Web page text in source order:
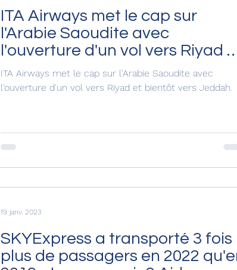
ITA Airways met le cap sur
l'Arabie Saoudite avec
l'ouverture d'un vol vers Riyad
bientôt vers Jeddah.
ITA Airways met le cap sur l'Arabie Saoudite avec
l'ouverture d'un vol vers Riyad et bientôt vers Jeddah.
SKYExpress a transporté 3 fois
plus de passagers en 2022
19 janv. 2023